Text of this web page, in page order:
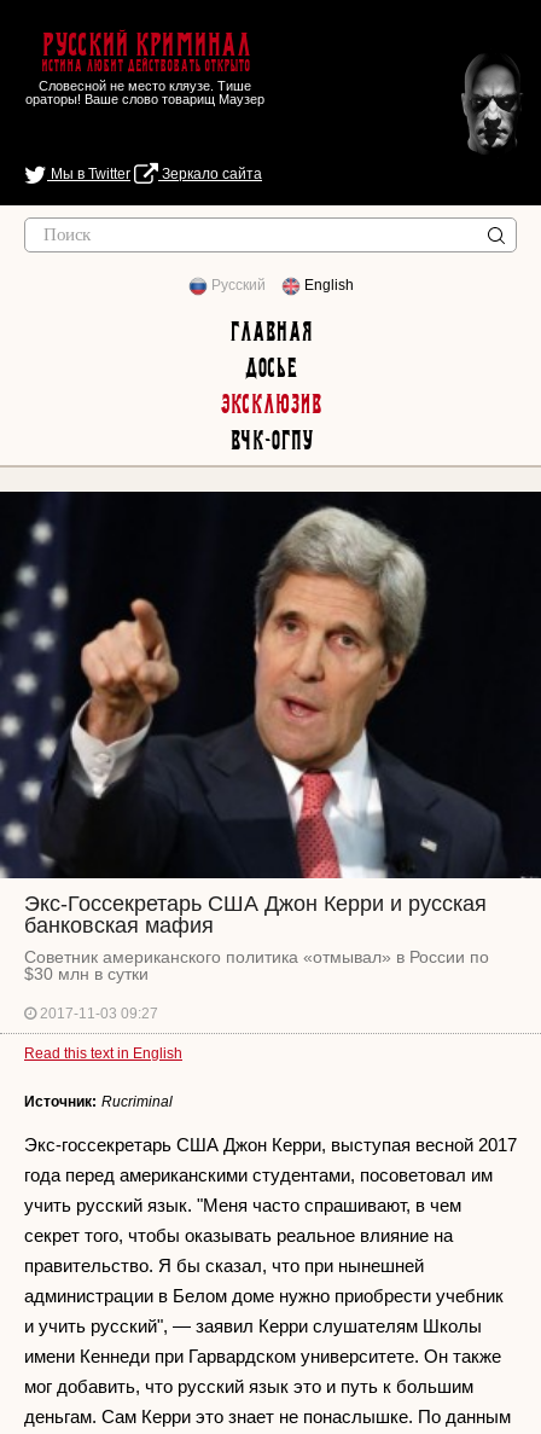
Русский Криминал
Истина любит действовать открыто
Словесной не место кляузе. Тише
ораторы! Ваше слово товарищ Маузер
Мы в Twitter Зеркало сайта
Русский English
Главная
Досье
Эксклюзив
ВЧК-ОГПУ
Экс-Госсекретарь США Джон Керри и русская
банковская мафия
Советник американского политика «отмывал» в России по
$30 млн в сутки
2017-11-03 09:27
Read this text in English
Источник: Rucriminal
Экс-госсекретарь США Джон Керри, выступая весной 2017
года перед американскими студентами, посоветовал им
учить русский язык. "Меня часто спрашивают, в чем
секрет того, чтобы оказывать реальное влияние на
правительство. Я бы сказал, что при нынешней
администрации в Белом доме нужно приобрести учебник
и учить русский", — заявил Керри слушателям Школы
имени Кеннеди при Гарвардском университете. Он также
мог добавить, что русский язык это и путь к большим
деньгам. Сам Керри это знает не понаслышке. По данным